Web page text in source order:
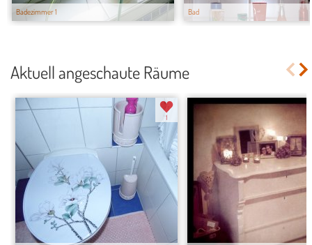
Badezimmer 1 Bad
Aktuell angeschaute Räume
1